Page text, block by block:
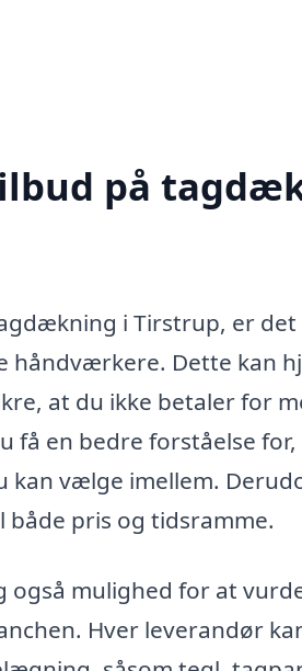
på
i Tirstrup, er
håndværkere. Dette kan
at du ikke betaler for
få en bedre forståelse
vælge imellem.
pris og tidsramme.
mulighed for at
Hver leverandør